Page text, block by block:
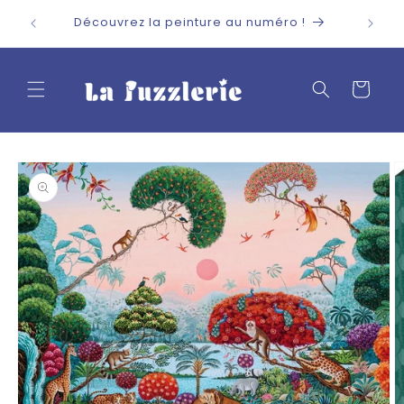
passer
contenu
Découvrez la peinture au numéro !
Panier
Passer aux
informations
produits